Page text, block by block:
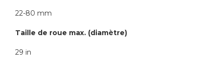
22-80 mm
Taille de roue max. (diamètre)
29 in